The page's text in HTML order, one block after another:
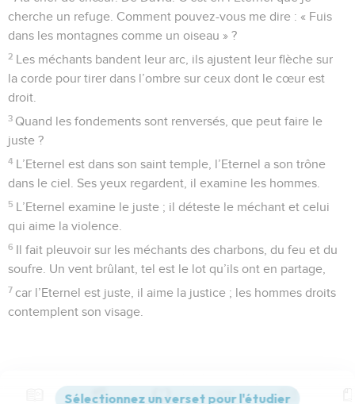
cherche un refuge. Comment pouvez-vous me dire : « Fuis
dans les montagnes comme un oiseau » ?
2 Les méchants bandent leur arc, ils ajustent leur flèche sur
la corde pour tirer dans l’ombre sur ceux dont le cœur est
droit.
3 Quand les fondements sont renversés, que peut faire le
juste ?
4 L’Eternel est dans son saint temple, l’Eternel a son trône
dans le ciel. Ses yeux regardent, il examine les hommes.
5 L’Eternel examine le juste ; il déteste le méchant et celui
qui aime la violence.
6 Il fait pleuvoir sur les méchants des charbons, du feu et du
soufre. Un vent brûlant, tel est le lot qu’ils ont en partage,
7 car l’Eternel est juste, il aime la justice ; les hommes droits
contemplent son visage.